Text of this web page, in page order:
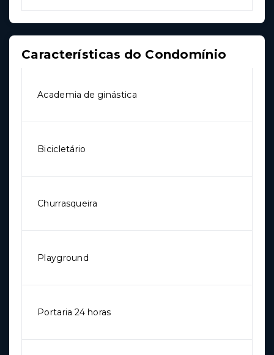
Características do Condomínio
Academia de ginástica
Bicicletário
Churrasqueira
Playground
Portaria 24 horas